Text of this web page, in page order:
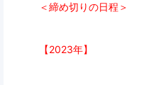
＜締め切りの日程＞
【2023年】